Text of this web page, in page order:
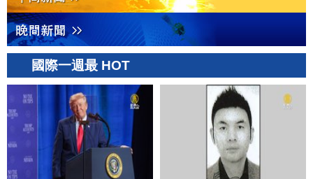
國際一週最 HOT